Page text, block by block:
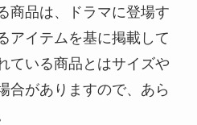
商品は、ドラマに登場す
アイテムを基に掲載して
ている商品とはサイズや
合がありますので、あら